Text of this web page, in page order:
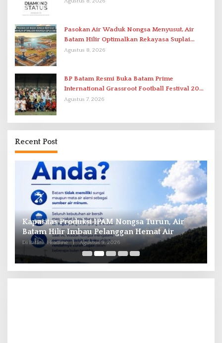
Pasokan Air Waduk Nongsa Menyusut, Air
Batam Hilir Optimalkan Rekayasa Suplai
Antar-IPAM
Agustus 8, 2026
BP Batam Resmi Buka Batam Prime
International Grassroot Football Festival 2026
di Stadion Temenggung Abdul Jamal
Agustus 7, 2026
Recent Post
Kapasitas Produksi IPAM Nongsa Turun, Air
Batam Hilir Imbau Pelanggan Hemat Air
Di Batam, Headline | Agustus 9, 2026